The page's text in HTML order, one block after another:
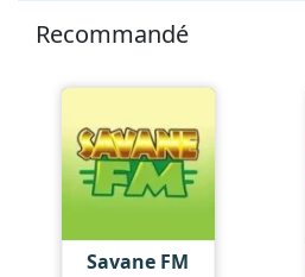
Recommandé
Savane FM